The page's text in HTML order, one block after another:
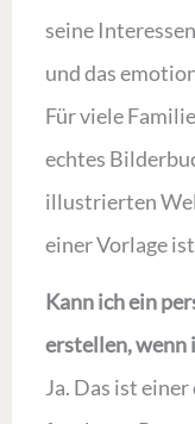
seine
und das
Für viele
echtes
illustrierten
einer Vorlage
Kann ich ein
erstellen, wenn
Ja. Das ist